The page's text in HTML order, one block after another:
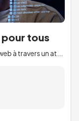
tous
à travers un at...